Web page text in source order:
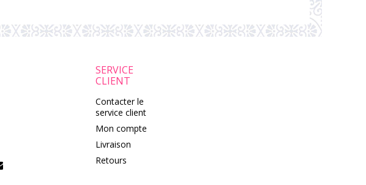
SERVICE
CLIENT
Contacter le
service client
Mon compte
Livraison
Retours